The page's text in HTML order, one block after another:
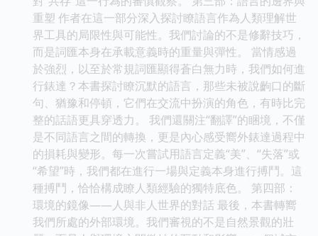
重塑 作者在這一部分深入探討瞭語言作為人類理解世
界工具的局限性與可能性。我們討論的不是修辭技巧，
而是詞匯本身在承載意義時的重量與彈性。 當情感過
於強烈，以至於常規詞匯顯得蒼白無力時，我們如何進
行錶達？本書探討瞭沉默的語言，那些未被說齣口的斷
句、猶豫和停頓，它們在交流中扮演的角色，有時比完
整的話語更具穿透力。 我們還關注“翻譯”的睏境，不僅
是不同語言之間的轉換，更是內心感受嚮外錶達過程中
的損耗與變形。每一次嘗試用語言定義“美”、“失落”或
“希望”時，我們都在進行一場與定義本身進行搏鬥。這
種搏鬥，恰恰構成瞭人類經驗的獨特底色。 第四部：
環境的鏡像——人與非人世界的對話 最後，本書轉嚮
我們所處的外部環境。我們審視的不是自然景觀的壯